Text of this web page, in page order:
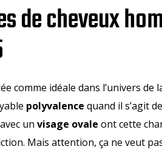
de cheveux
comme idéale dans l’univers de
polyvalence quand il s’agit
un visage ovale ont cette
Mais attention, ça ne veut